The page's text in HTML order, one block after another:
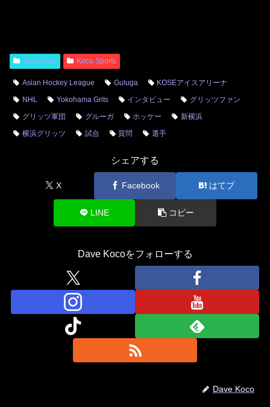
Koco Asks Koco Sports
Asian Hockey League Guluga
KOSEアイスアリーナ
NHL
Yokohama Grits インタビュー
グリッツファン
グリッツ軍団
グルーガ ホッケー
新横浜
横浜グリッツ
試合 質問 選手
シェアする
X Facebook はてブ
LINE コピー
Dave Kocoをフォローする
Dave Koco